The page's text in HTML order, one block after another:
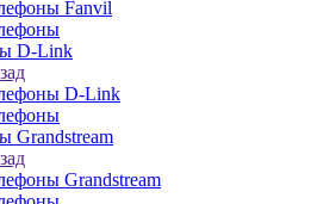
Fanvil
D-Link
D-Link
Grandstream
Grandstream